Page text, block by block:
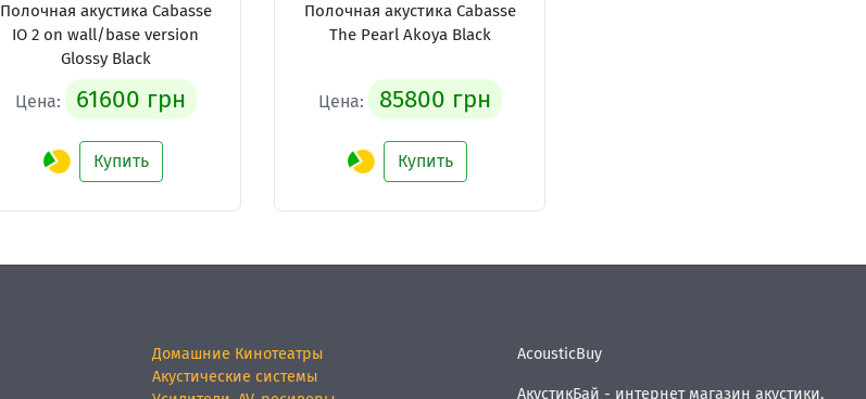
Полочная акустика Cabasse
IO 2 on wall/base version
Glossy Black
Цена: 61600 грн
Купить
Полочная акустика Cabasse
The Pearl Akoya Black
Цена: 85800 грн
Купить
Домашние Кинотеатры
Акустические системы
AcousticBuy
АкустикБай - интернет магазин акустики.